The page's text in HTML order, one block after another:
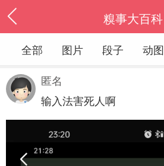
糗事大百科
全部 图片 段子 动图
匿名
输入法害死人啊